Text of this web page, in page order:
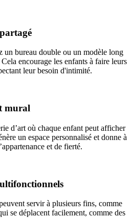
un bureau double ou un modèle long
encourage les enfants à faire leurs
leur besoin d'intimité.
mural
d’art où chaque enfant peut afficher
un espace personnalisé et donne à
et de fierté.
servir à plusieurs fins, comme
se déplacent facilement, comme des